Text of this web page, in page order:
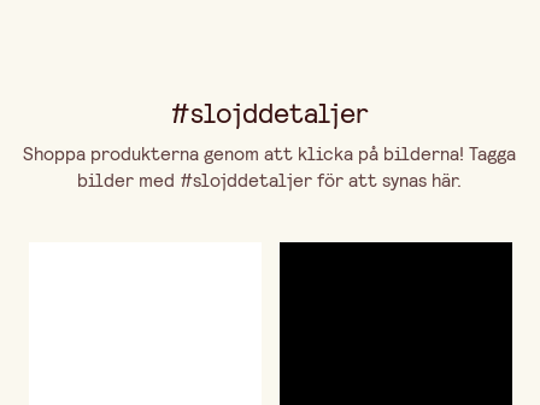
#slojddetaljer
Shoppa produkterna genom att klicka på bilderna! Tagga
bilder med #slojddetaljer för att synas här.